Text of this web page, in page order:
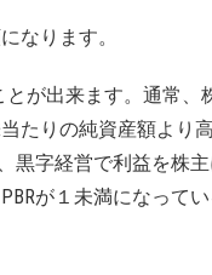
なります。
が出来ます。通常、
たりの純資産額より高
黒字経営で利益を株
が１未満になってい